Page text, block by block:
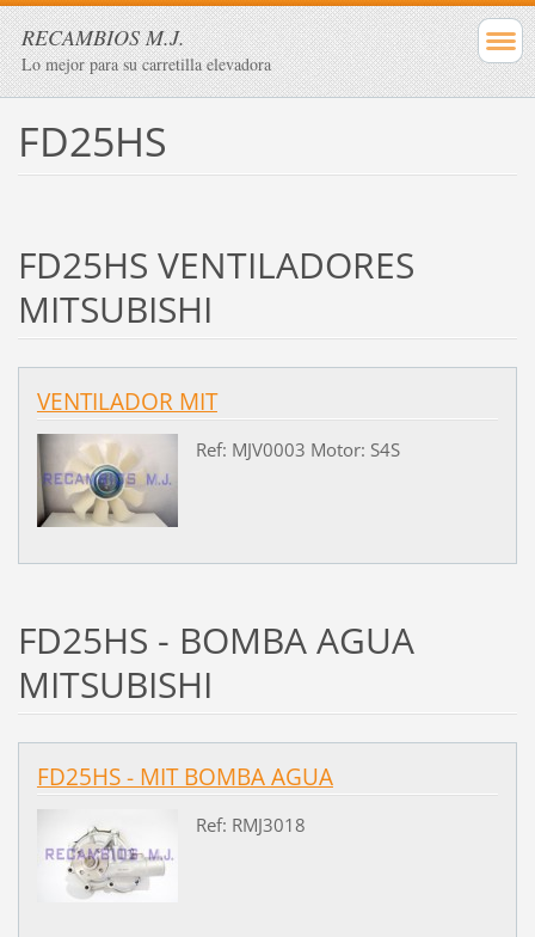
RECAMBIOS M.J.
Lo mejor para su carretilla elevadora
FD25HS
FD25HS VENTILADORES
MITSUBISHI
VENTILADOR MIT
Ref: MJV0003 Motor: S4S
FD25HS - BOMBA AGUA
MITSUBISHI
FD25HS - MIT BOMBA AGUA
Ref: RMJ3018